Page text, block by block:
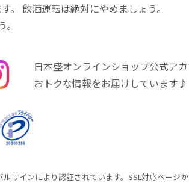
飲酒運転は絶対にやめましょう。
日本盛オンラインショップ公式ア
おトクな情報をお届けしています♪
ルサインにより認証されています。SSL対応ページ